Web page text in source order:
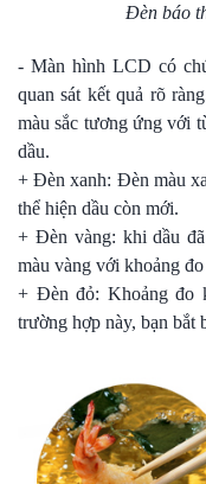
Đèn báo
- Màn hình LCD có
quan sát kết quả rõ
màu sắc tương ứng với
dầu.
+ Đèn xanh: Đèn màu
thể hiện dầu còn mới.
+ Đèn vàng: khi dầu
màu vàng với khoảng
+ Đèn đỏ: Khoảng đo
trường hợp này, bạn bắt